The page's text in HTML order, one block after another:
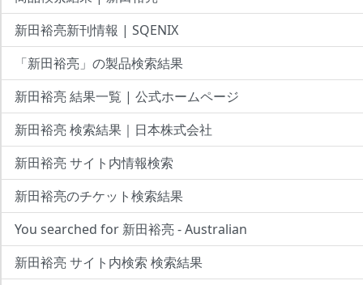
新田裕亮新刊情報 | SQENIX
「新田裕亮」の製品検索結果
新田裕亮 結果一覧 | 公式ホームページ
新田裕亮 検索結果｜日本株式会社
新田裕亮 サイト内情報検索
新田裕亮のチケット検索結果
You searched for 新田裕亮 - Australian
新田裕亮 サイト内検索 検索結果